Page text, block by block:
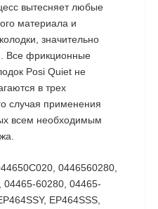
вытесняет любые
материала и
значительно
. Все фрикционные
Posi Quiet не
в трех
случая применения
всем необходимым
0446560280,
04465-60280, 04465-
EP464SSS,